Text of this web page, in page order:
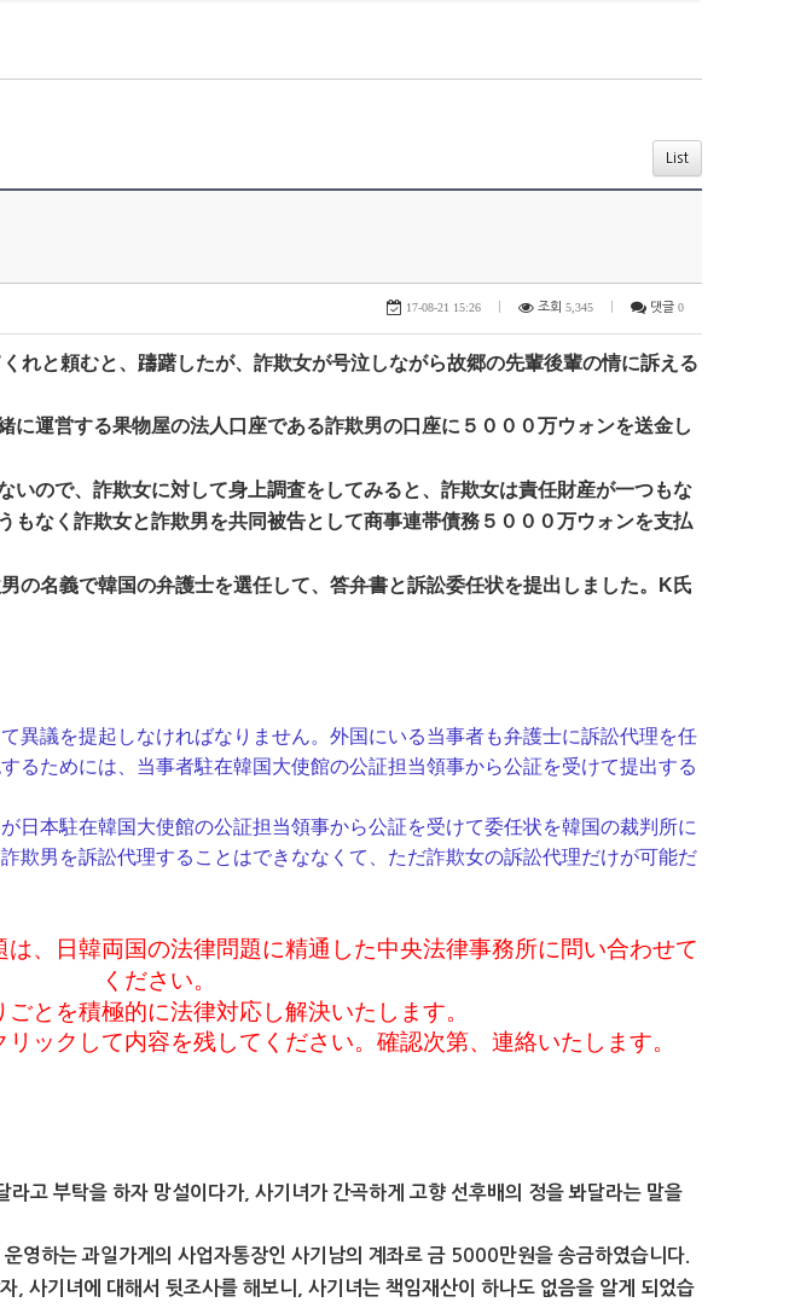
List
17-08-21 15:26 조회 5,345 댓글 0
れと頼むと、躊躇したが、詐欺女が号泣しながら故郷の先輩後輩の情に訴える
に運営する果物屋の法人口座である詐欺男の口座に５０００万ウォンを送金し
いので、詐欺女に対して身上調査をしてみると、詐欺女は責任財産が一つもな
もなく詐欺女と詐欺男を共同被告として商事連帯債務５０００万ウォンを支払
の名義で韓国の弁護士を選任して、答弁書と訴訟委任状を提出しました。
K氏
異議を提起しなければなりません。外国にいる当事者も弁護士に訴訟代理を任
るためには、当事者駐在韓国大使館の公証担当領事から公証を受けて提出する
日本駐在韓国大使館の公証担当領事から公証を受けて委任状を韓国の裁判所に
欺男を訴訟代理することはできななくて、ただ詐欺女の訴訟代理だけが可能だ
、日韓両国の法律問題に精通した中央法律事務所に問い合わせて
ください。
ごとを積極的に法律対応し解決いたします。
ックして内容を残してください。確認次第、連絡いたします。
고 부탁을 하자 망설이다가, 사기녀가 간곡하게 고향 선후배의 정을 봐달라는 말을
영하는 과일가게의 사업자통장인 사기남의 계좌로 금 5000만원을 송금하였습니다.
, 사기녀에 대해서 뒷조사를 해보니, 사기녀는 책임재산이 하나도 없음을 알게 되었습